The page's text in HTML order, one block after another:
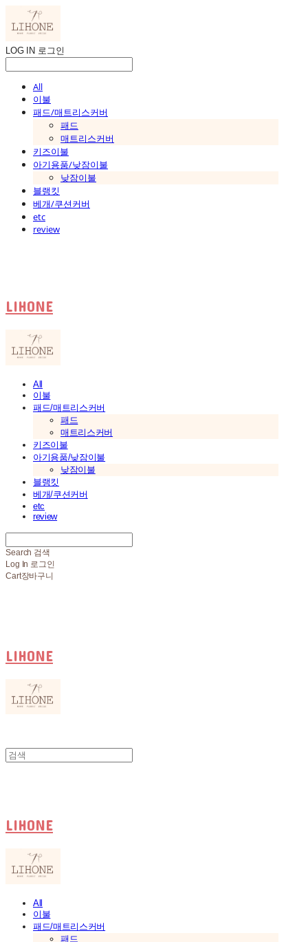
LOG IN 로그인
All
이불
패드/매트리스커버
패드
매트리스커버
키즈이불
아기용품/낮잠이불
낮잠이불
블랭킷
베개/쿠션커버
etc
review
LIHONE
All
이불
패드/매트리스커버
패드
매트리스커버
키즈이불
아기용품/낮잠이불
낮잠이불
블랭킷
베개/쿠션커버
etc
review
Search 검색
Log In 로그인
Cart장바구니
LIHONE
LIHONE
All
이불
패드/매트리스커버
패드